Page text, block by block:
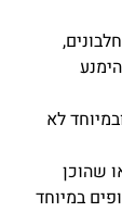
לא
שהוכן
במיוחד